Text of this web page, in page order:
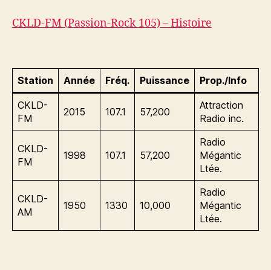
CKLD-FM (Passion-Rock 105) – Histoire
Station Année Fréq. Puissance Prop./Info
CKLD-
FM
2015 107.1 57,200
Attraction
Radio inc.
CKLD-
FM
1998 107.1 57,200
Radio
Mégantic
Ltée.
CKLD-
AM
1950 1330 10,000
Radio
Mégantic
Ltée.